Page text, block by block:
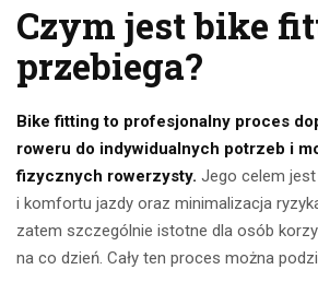
Czym jest bike
przebiega?
Bike fitting to profesjonalny proces
roweru do indywidualnych potrzeb i
fizycznych rowerzysty. Jego celem
i komfortu jazdy oraz minimalizacja
zatem szczególnie istotne dla osób
na co dzień. Cały ten proces można